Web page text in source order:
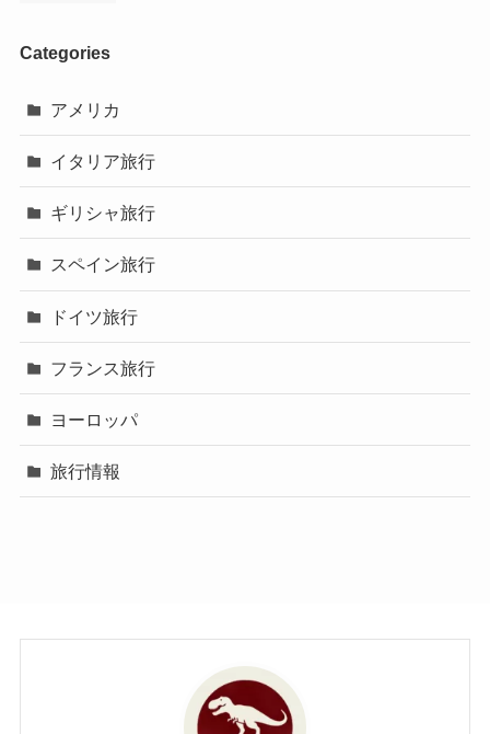
Categories
アメリカ
イタリア旅行
ギリシャ旅行
スペイン旅行
ドイツ旅行
フランス旅行
ヨーロッパ
旅行情報